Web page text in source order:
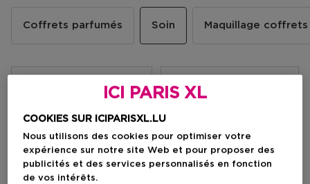
Coffrets parfumés Soin Maquillage coffrets
5 Résultats
ICI PARIS XL
COOKIES SUR ICIPARISXL.LU
Nous utilisons des cookies pour optimiser votre
expérience sur notre site Web et pour proposer des
publicités et des services personnalisés en fonction
de vos intérêts.